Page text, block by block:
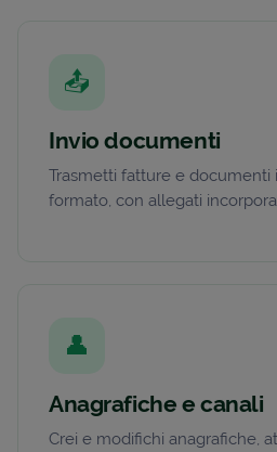
📤
Invio documenti
Trasmetti fatture e documenti
formato, con allegati
👤
Anagrafiche e canali
Crei e modifichi anagrafiche,